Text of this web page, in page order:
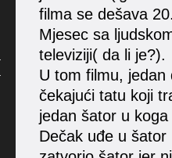
filma se dešava
Mjesec sa
televiziji( da li je?).
U tom filmu, jedan
čekajući tatu koji
jedan šator u
Dečak uđe u